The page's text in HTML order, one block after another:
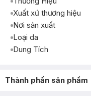
Xuất xứ thương hiệu
Nơi sản xuất
Loại da
Dung Tích
Thành phần sản phẩm